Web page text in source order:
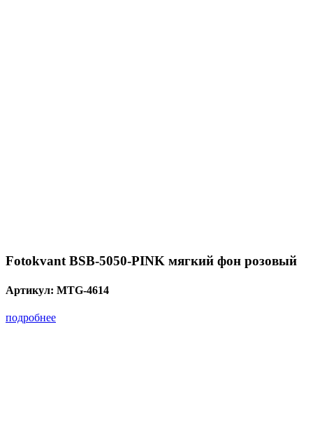
Fotokvant BSB-5050-PINK мягкий фон розовый
Артикул: MTG-4614
подробнее